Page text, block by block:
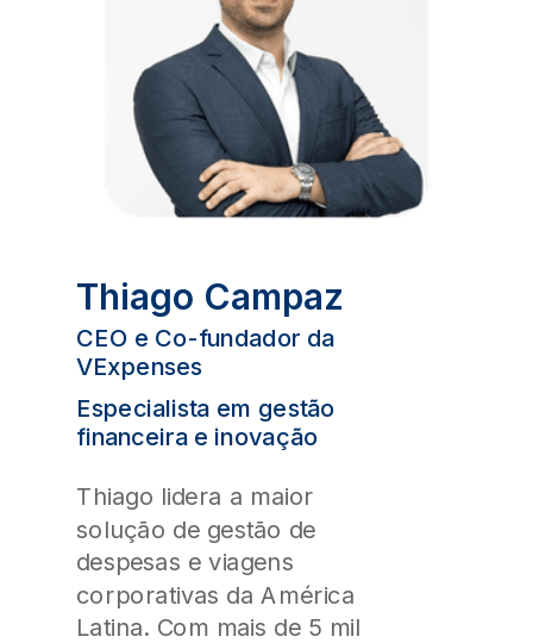
Thiago Campaz
CEO e Co-fundador da
VExpenses
Thiago lidera a maior
solução de gestão de
despesas e viagens
corporativas da América
Latina. Com mais de 5 mil
Especialista em gestão
financeira e inovação